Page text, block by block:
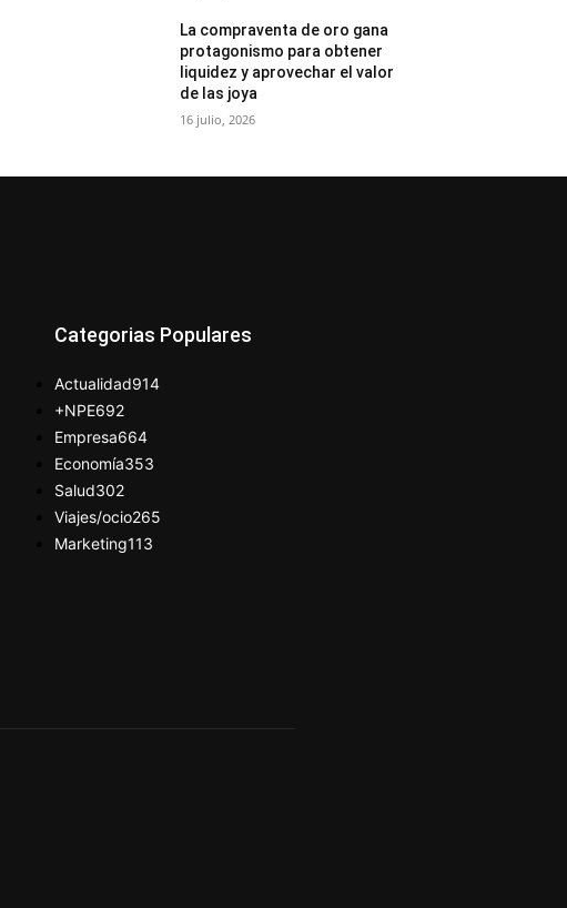
La compraventa de oro gana
protagonismo para obtener
liquidez y aprovechar el valor
de las joya
16 julio, 2026
Categorias Populares
Actualidad914
+NPE692
Empresa664
Economía353
Salud302
Viajes/ocio265
Marketing113